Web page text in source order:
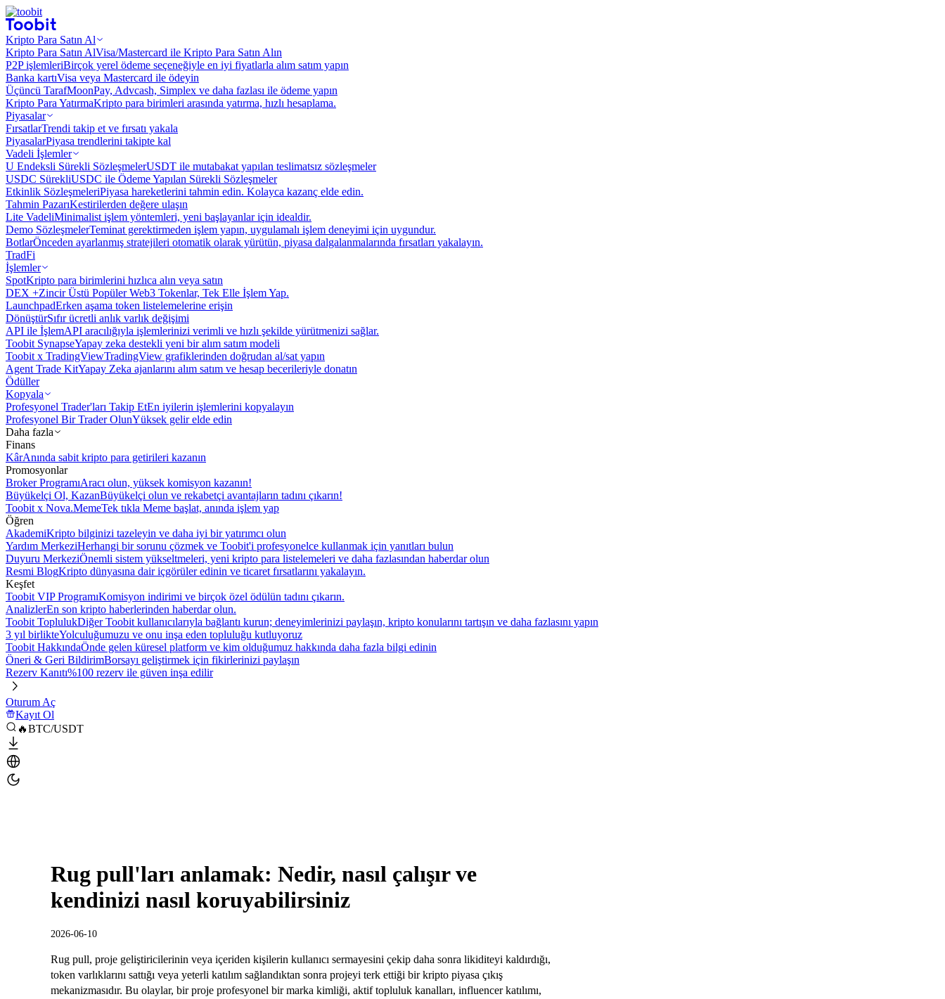
Kripto Para Satın Al
Kripto Para Satın AlVisa/Mastercard ile Kripto Para Satın Alın
P2P işlemleriBirçok yerel ödeme seçeneğiyle en iyi fiyatlarla alım satım yapın
Banka kartıVisa veya Mastercard ile ödeyin
Üçüncü TarafMoonPay, Advcash, Simplex ve daha fazlası ile ödeme yapın
Kripto Para YatırmaKripto para birimleri arasında yatırma, hızlı hesaplama.
Piyasalar
FırsatlarTrendi takip et ve fırsatı yakala
PiyasalarPiyasa trendlerini takipte kal
Vadeli İşlemler
U Endeksli Sürekli SözleşmelerUSDT ile mutabakat yapılan teslimatsız sözleşmeler
USDC SürekliUSDC ile Ödeme Yapılan Sürekli Sözleşmeler
Etkinlik SözleşmeleriPiyasa hareketlerini tahmin edin. Kolayca kazanç elde edin.
Tahmin PazarıKestirilerden değere ulaşın
Lite VadeliMinimalist işlem yöntemleri, yeni başlayanlar için idealdir.
Demo SözleşmelerTeminat gerektirmeden işlem yapın, uygulamalı işlem deneyimi için uygundur.
BotlarÖnceden ayarlanmış stratejileri otomatik olarak yürütün, piyasa dalgalanmalarında fırsatları yakalayın.
TradFi
İşlemler
SpotKripto para birimlerini hızlıca alın veya satın
DEX +Zincir Üstü Popüler Web3 Tokenlar, Tek Elle İşlem Yap.
LaunchpadErken aşama token listelemelerine erişin
DönüştürSıfır ücretli anlık varlık değişimi
API ile İşlemAPI aracılığıyla işlemlerinizi verimli ve hızlı şekilde yürütmenizi sağlar.
Toobit SynapseYapay zeka destekli yeni bir alım satım modeli
Toobit x TradingViewTradingView grafiklerinden doğrudan al/sat yapın
Agent Trade KitYapay Zeka ajanlarını alım satım ve hesap becerileriyle donatın
Ödüller
Kopyala
Profesyonel Trader'ları Takip EtEn iyilerin işlemlerini kopyalayın
Profesyonel Bir Trader OlunYüksek gelir elde edin
Daha fazla
Finans
KârAnında sabit kripto para getirileri kazanın
Promosyonlar
Broker ProgramıAracı olun, yüksek komisyon kazanın!
Büyükelçi Ol, KazanBüyükelçi olun ve rekabetçi avantajların tadını çıkarın!
Toobit x Nova.MemeTek tıkla Meme başlat, anında işlem yap
Öğren
AkademiKripto bilginizi tazeleyin ve daha iyi bir yatırımcı olun
Yardım MerkeziHerhangi bir sorunu çözmek ve Toobit'i profesyonelce kullanmak için yanıtları bulun
Duyuru MerkeziÖnemli sistem yükseltmeleri, yeni kripto para listelemeleri ve daha fazlasından haberdar olun
Resmi BlogKripto dünyasına dair içgörüler edinin ve ticaret fırsatlarını yakalayın.
Keşfet
Toobit VIP ProgramıKomisyon indirimi ve birçok özel ödülün tadını çıkarın.
AnalizlerEn son kripto haberlerinden haberdar olun.
Toobit ToplulukDiğer Toobit kullanıcılarıyla bağlantı kurun; deneyimlerinizi paylaşın, kripto konularını tartışın ve daha fazlasını yapın
3 yıl birlikteYolculuğumuzu ve onu inşa eden topluluğu kutluyoruz
Toobit HakkındaÖnde gelen küresel platform ve kim olduğumuz hakkında daha fazla bilgi edinin
Öneri & Geri BildirimBorsayı geliştirmek için fikirlerinizi paylaşın
Rezerv Kanıtı%100 rezerv ile güven inşa edilir
Oturum Aç
Kayıt Ol
🔥BTC/USDT
Rug pull'ları anlamak: Nedir, nasıl çalışır ve
kendinizi nasıl koruyabilirsiniz
2026-06-10
Rug pull, proje geliştiricilerinin veya içeriden kişilerin kullanıcı sermayesini çekip daha sonra likiditeyi kaldırdığı,
token varlıklarını sattığı veya yeterli katılım sağlandıktan sonra projeyi terk ettiği bir kripto piyasa çıkış
mekanizmasıdır. Bu olaylar, bir proje profesyonel bir marka kimliği, aktif topluluk kanalları, influencer katılımı,